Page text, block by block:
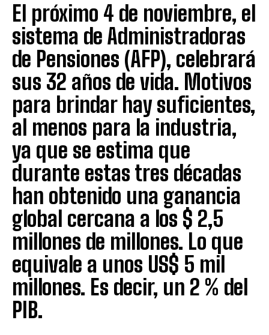
El próximo 4 de noviembre, el
sistema de Administradoras
de Pensiones (AFP), celebrará
sus 32 años de vida. Motivos
para brindar hay suficientes,
al menos para la industria,
ya que se estima que
durante estas tres décadas
han obtenido una ganancia
global cercana a los $ 2,5
millones de millones. Lo que
equivale a unos US$ 5 mil
millones. Es decir, un 2 % del
PIB.